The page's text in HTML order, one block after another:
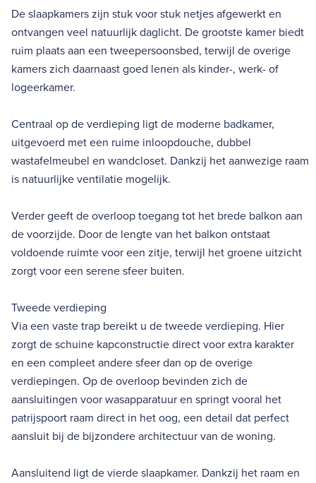
De slaapkamers zijn stuk voor stuk netjes afgewerkt en
ontvangen veel natuurlijk daglicht. De grootste kamer biedt
ruim plaats aan een tweepersoonsbed, terwijl de overige
kamers zich daarnaast goed lenen als kinder-, werk- of
logeerkamer.
Centraal op de verdieping ligt de moderne badkamer,
uitgevoerd met een ruime inloopdouche, dubbel
wastafelmeubel en wandcloset. Dankzij het aanwezige raam
is natuurlijke ventilatie mogelijk.
Verder geeft de overloop toegang tot het brede balkon aan
de voorzijde. Door de lengte van het balkon ontstaat
voldoende ruimte voor een zitje, terwijl het groene uitzicht
zorgt voor een serene sfeer buiten.
Tweede verdieping
Via een vaste trap bereikt u de tweede verdieping. Hier
zorgt de schuine kapconstructie direct voor extra karakter
en een compleet andere sfeer dan op de overige
verdiepingen. Op de overloop bevinden zich de
aansluitingen voor wasapparatuur en springt vooral het
patrijspoort raam direct in het oog, een detail dat perfect
aansluit bij de bijzondere architectuur van de woning.
Aansluitend ligt de vierde slaapkamer. Dankzij het raam en